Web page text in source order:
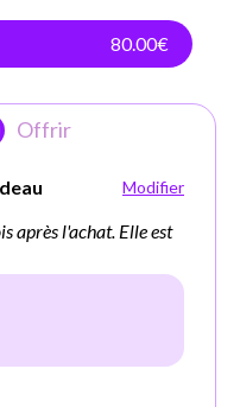
Offrir
80.00€